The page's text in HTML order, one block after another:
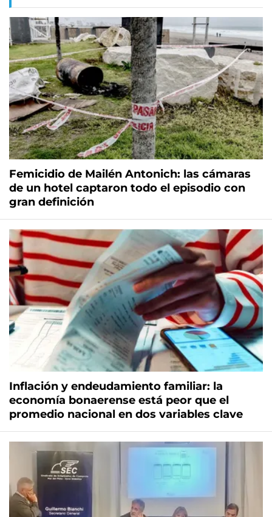
Femicidio de Mailén Antonich: las cámaras
de un hotel captaron todo el episodio con
gran definición
Inflación y endeudamiento familiar: la
economía bonaerense está peor que el
promedio nacional en dos variables clave